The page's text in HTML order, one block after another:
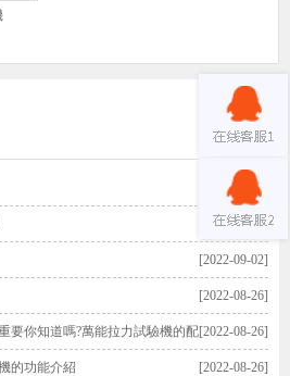
[2022-09-02]
[2022-09-02]
[2022-09-02]
[2022-08-26]
[2022-08-26]
要你知道嗎?萬能拉力試驗機的配
[2022-08-26]
的功能介紹